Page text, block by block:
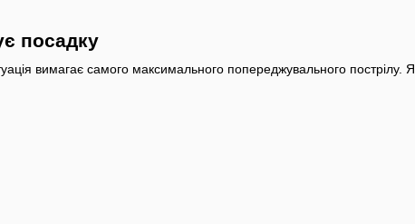
посадку
вимагає самого максимального попереджувального пострілу.